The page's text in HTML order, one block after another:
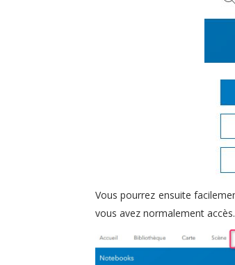
Vous pourrez ensuite
vous avez normalement accès.